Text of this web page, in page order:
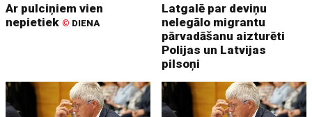
Ar pulciņiem vien
nepietiek © DIENA
Latgalē par deviņu
nelegālo migrantu
pārvadāšanu aizturēti
Polijas un Latvijas
pilsoņi